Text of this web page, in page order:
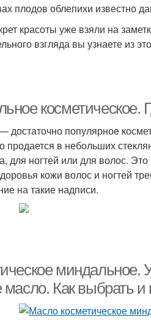
плодов облепихи известно
красоты уже взяли на
взгляда вы узнаете из
косметическое.
популярное
продается в небольших
для ногтей или для волос.
кожи волос и ногтей
на такие надписи.
Как выбрать и